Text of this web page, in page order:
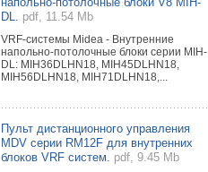
DL.
pdf, 11.54 Mb
VRF-системы Midea - Внутренние
напольно-потолочные блоки серии MIH-
DL: MIH36DLHN18, MIH45DLHN18,
MIH56DLHN18, MIH71DLHN18,...
Пульт дистанционного управления
MDV серии RM12F для внутренних
блоков VRF систем.
pdf, 9.45 Mb